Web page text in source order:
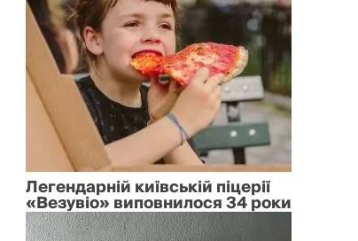
Легендарній київській піцерії
«Везувіо» виповнилося 34 роки